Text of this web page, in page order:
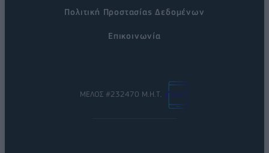
Πολιτική Προστασίας Δεδομένων
Επικοινωνία
ΜΕΛΟΣ #232470 Μ.Η.Τ.